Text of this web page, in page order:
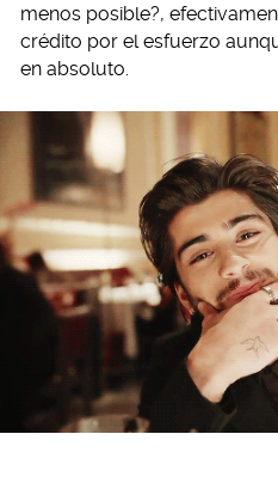
menos posible?,
crédito por el esfuerzo
en absoluto.